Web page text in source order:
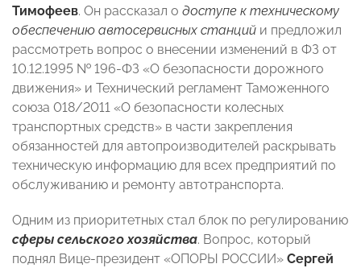
Тимофеев. Он рассказал о доступе к техническому
обеспечению автосервисных станций и предложил
рассмотреть вопрос о внесении изменений в ФЗ от
10.12.1995 № 196-ФЗ «О безопасности дорожного
движения» и Технический регламент Таможенного
союза 018/2011 «О безопасности колесных
транспортных средств» в части закрепления
обязанностей для автопроизводителей раскрывать
техническую информацию для всех предприятий по
обслуживанию и ремонту автотранспорта.
Одним из приоритетных стал блок по регулированию
сферы сельского хозяйства. Вопрос, который
поднял Вице-президент «ОПОРЫ РОССИИ» Сергей